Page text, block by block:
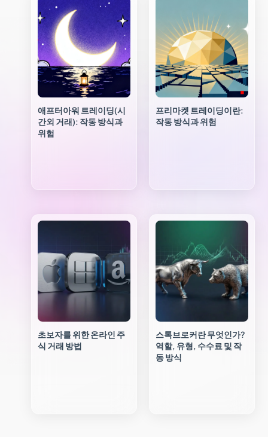
애프터아워 트레이딩(시
간외 거래): 작동 방식과
위험
프리마켓 트레이딩이란:
작동 방식과 위험
초보자를 위한 온라인 주
식 거래 방법
스톡브로커란 무엇인가?
역할, 유형, 수수료 및 작
동 방식